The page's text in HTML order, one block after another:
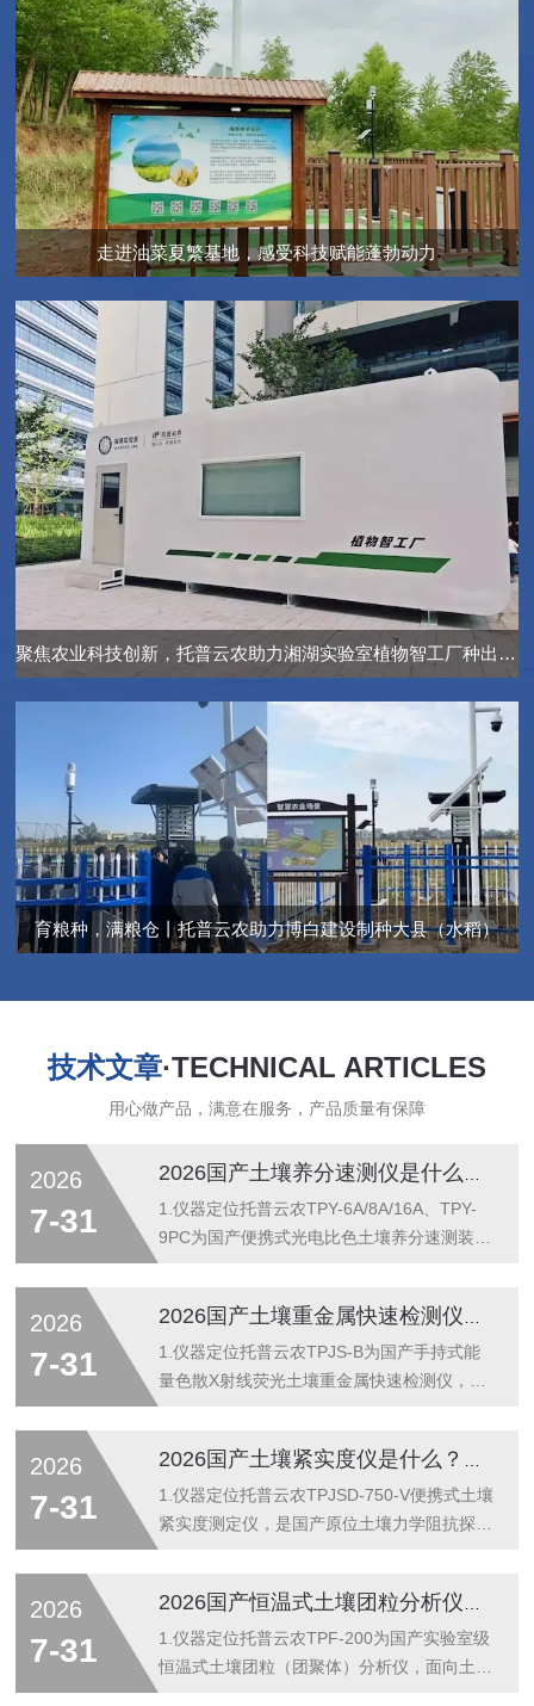
走进油菜夏繁基地，感受科技赋能蓬勃动力
聚焦农业科技创新，托普云农助力湘湖实验室植物智工厂种出“智慧
育粮种，满粮仓丨托普云农助力博白建设制种大县（水稻）
技术文章·TECHNICAL ARTICLES
用心做产品，满意在服务，产品质量有保障
2026
7-31
1.仪器定位托普云农TPY-6A/8A/16A、TPY-
9PC为国产便携式光电比色土壤养分速测装
动分析/凯氏消解法，而是把“取样—浸提—显
色—读数—配肥建议”压缩到现场半小时级闭
环，承担大样本初筛与施肥决策前置职能。2.
取有效态离子，加入特异性显色剂（如磷钼
蓝、铵络合物等）生成有色体系；多通道固态
化光路（红/蓝/绿/橙多...
2026
7-31
1.仪器定位托普云农TPJS-B为国产手持式能
量色散X射线荧光土壤重金属快速检测仪，面
的确证地位，而是把“采样—知情”的时延从天
级压缩到分钟级，承担现场初筛与空间布点决
策职能。2.检测原理（能散XRF原位定量）微
量分辨Kα/Lα峰位，数字多道处理器计数成
谱，内置土壤基体校正模型输出元素含量
（mg/kg）。全程...
2026
7-31
1.仪器定位托普云农TPJSD-750-V便携式土壤
紧实度测定仪，是国产原位土壤力学阻抗探测
耕、深松）效果复核。它替代“木棍插土+脚感
判断”的经验法，按ASABES313.3、
ASTMD2573及NY/T1121.12思路做原位贯
2026
7-31
1.仪器定位托普云农TPF-200为国产实验室级
恒温式土壤团粒（团聚体）分析仪，面向土壤